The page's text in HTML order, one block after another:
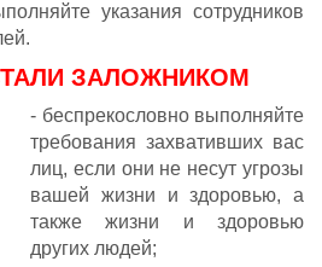
указания сотрудников
ЗАЛОЖНИКОМ
- беспрекословно выполняйте
требования захвативших вас
лиц, если они не несут угрозы
вашей жизни и здоровью, а
также жизни и здоровью
других людей;